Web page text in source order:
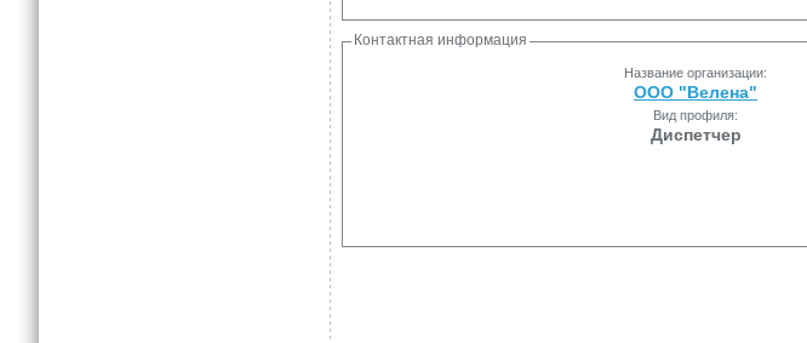
Контактная информация
Название организации:
ООО "Велена"
Вид профиля:
Диспетчер